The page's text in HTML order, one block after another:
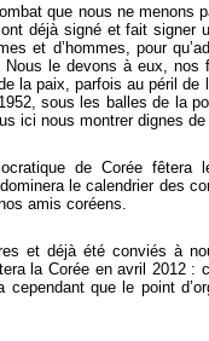
que nous ne menons
déjà signé et fait signer
et d’hommes, pour
le devons à eux, nos
la paix, parfois au péril de
sous les balles de la
ici nous montrer dignes
de Corée
le calendrier des
amis coréens.
et déjà été conviés à
la Corée en avril 2012 :
que le point